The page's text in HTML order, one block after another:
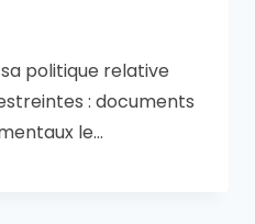
politique relative
: documents
le…